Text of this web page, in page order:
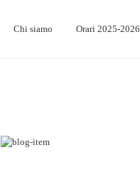
Chi siamo Orari 2025-2026